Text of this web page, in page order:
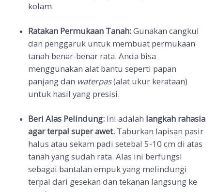
kolam.
Ratakan Permukaan Tanah:Gunakan cangkul
dan penggaruk untuk membuat permukaan
tanah benar-benar rata. Anda bisa
menggunakan alat bantu seperti papan
panjang dan waterpas(alat ukur kerataan)
untuk hasil yang presisi.
Beri Alas Pelindung: Ini adalah langkah rahasia
agar terpal super awet. Taburkan lapisan pasir
halus atau sekam padi setebal 5-10 cm di atas
tanah yang sudah rata. Alas ini berfungsi
sebagai bantalan empuk yang melindungi
terpal dari gesekan dan tekanan langsung ke